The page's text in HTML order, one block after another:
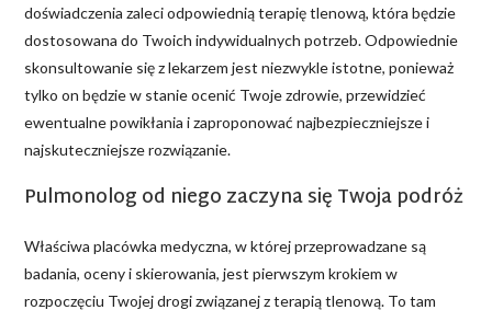
doświadczenia zaleci odpowiednią terapię tlenową, która będzie
dostosowana do Twoich indywidualnych potrzeb. Odpowiednie
skonsultowanie się z lekarzem jest niezwykle istotne, ponieważ
tylko on będzie w stanie ocenić Twoje zdrowie, przewidzieć
ewentualne powikłania i zaproponować najbezpieczniejsze i
najskuteczniejsze rozwiązanie.
Pulmonolog od niego zaczyna się Twoja podróż
Właściwa placówka medyczna, w której przeprowadzane są
badania, oceny i skierowania, jest pierwszym krokiem w
rozpoczęciu Twojej drogi związanej z terapią tlenową. To tam